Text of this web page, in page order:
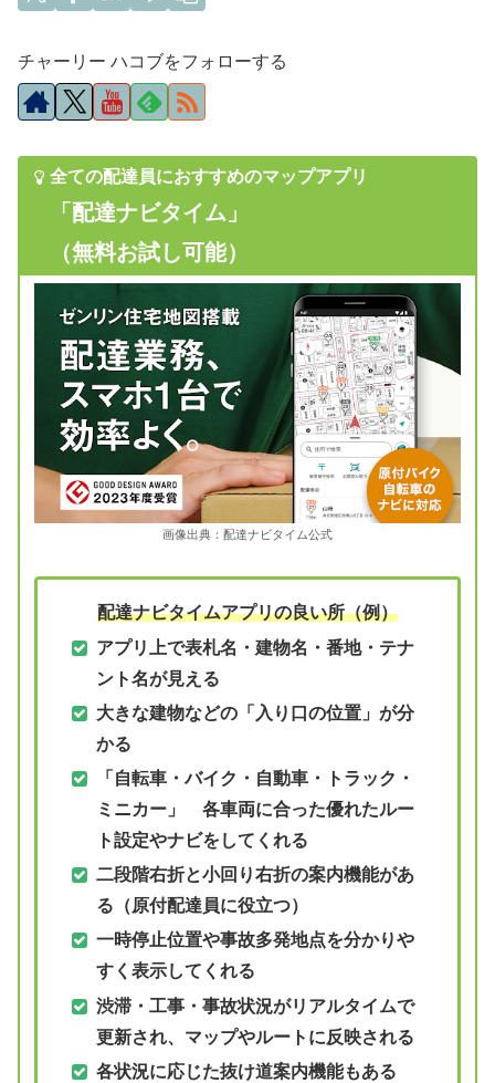
チャーリー ハコブをフォローする
全ての配達員におすすめのマップアプリ
「配達ナビタイム」
（無料お試し可能）
画像出典：配達ナビタイム公式
配達ナビタイムアプリの良い所（例）
アプリ上で表札名・建物名・番地・テナ
ント名が見える
大きな建物などの「入り口の位置」が分
かる
「自転車・バイク・自動車・トラック・
ミニカー」 各車両に合った優れたルー
ト設定やナビをしてくれる
二段階右折と小回り右折の案内機能があ
る（原付配達員に役立つ）
一時停止位置や事故多発地点を分かりや
すく表示してくれる
渋滞・工事・事故状況がリアルタイムで
更新され、マップやルートに反映される
各状況に応じた抜け道案内機能もある